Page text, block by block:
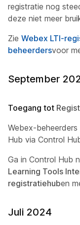
registratie nog
deze niet meer
Zie Webex LTI-
beheerdersvoor
September
Toegang tot
Webex-
Hub via Control
Ga in Control Hub
Learning Tools
registratiehuben
Juli 2024